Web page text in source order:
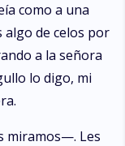
como a una
algo de celos por
a la señora
lo digo, mi
miramos—. Les